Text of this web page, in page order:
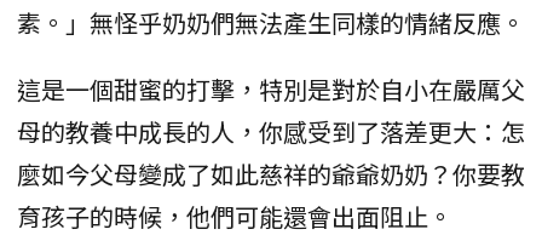
素。」無怪乎奶奶們無法產生同樣的情緒反應。
這是一個甜蜜的打擊，特別是對於自小在嚴厲父
母的教養中成長的人，你感受到了落差更大：怎
麼如今父母變成了如此慈祥的爺爺奶奶？你要教
育孩子的時候，他們可能還會出面阻止。